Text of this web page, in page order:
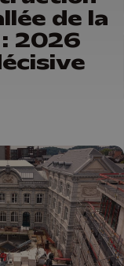
de la
2026